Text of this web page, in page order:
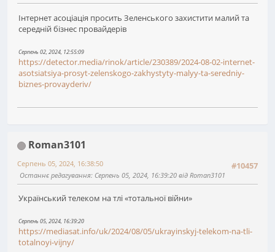
Інтернет асоціація просить Зеленського захистити малий та
середній бізнес провайдерів
Серпень 02, 2024, 12:55:09
https://detector.media/rinok/article/230389/2024-08-02-internet-
asotsiatsiya-prosyt-zelenskogo-zakhystyty-malyy-ta-seredniy-
biznes-provayderiv/
Roman3101
#10457
Серпень 05, 2024, 16:38:50
Останнє редагування: Серпень 05, 2024, 16:39:20 від Roman3101
Український телеком на тлі «тотальної війни»
Серпень 05, 2024, 16:39:20
https://mediasat.info/uk/2024/08/05/ukrayinskyj-telekom-na-tli-
totalnoyi-vijny/